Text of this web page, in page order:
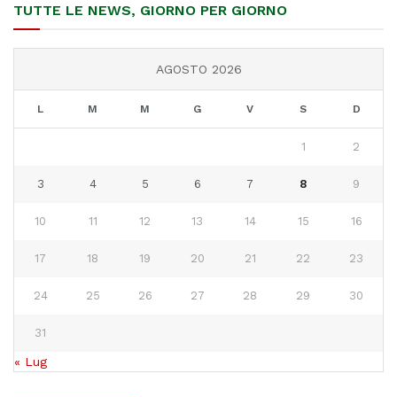
TUTTE LE NEWS, GIORNO PER GIORNO
AGOSTO 2026
L M M G V S D
1 2
3 4 5 6 7 8 9
10 11 12 13 14 15 16
17 18 19 20 21 22 23
24 25 26 27 28 29 30
31
« Lug